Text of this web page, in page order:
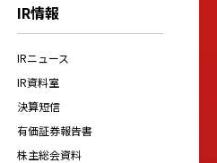
IR情報
IRニュース
IR資料室
決算短信
有価証券報告書
株主総会資料